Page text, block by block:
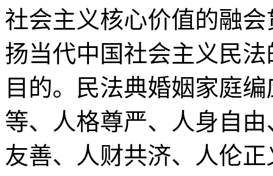
社会主义核心价值的融
扬当代中国社会主义民
目的。民法典婚姻家庭
等、人格尊严、人身自
友善、人财共济、人伦